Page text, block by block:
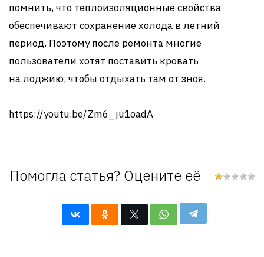
помнить, что теплоизоляционные свойства
обеспечивают сохранение холода в летний
период. Поэтому после ремонта многие
пользователи хотят поставить кровать
на лоджию, чтобы отдыхать там от зноя.
https://youtu.be/Zm6_ju1oadA
Помогла статья? Оцените её